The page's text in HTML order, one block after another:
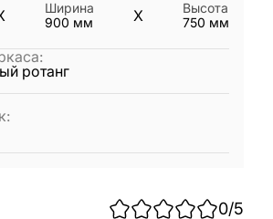
Ширина
900 мм X
Высота
750 мм
:
ротанг
:
0/5